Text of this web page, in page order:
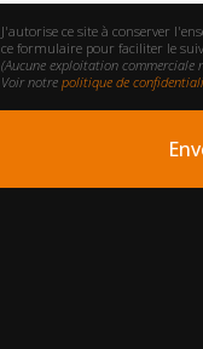
J'autorise ce site à conserver
ce formulaire pour faciliter le
(Aucune exploitation commerciale
Voir notre politique de